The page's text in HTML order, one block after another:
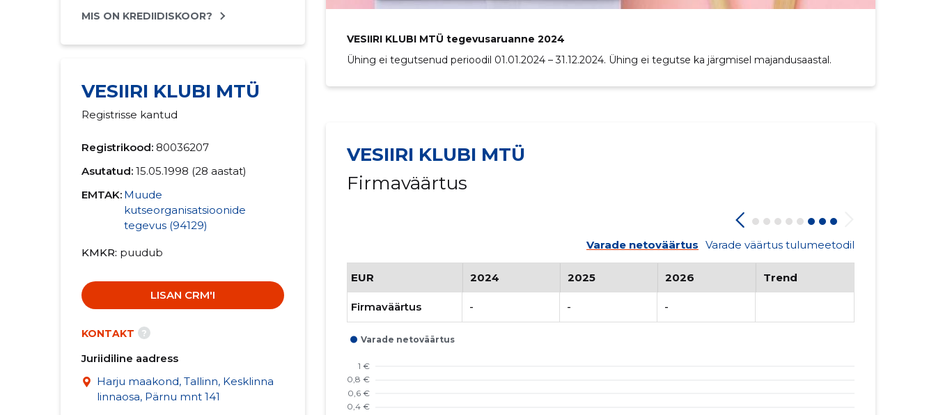
MIS ON KREDIIDISKOOR?
VESIIRI KLUBI MTÜ
Registrisse kantud
Registrikood: 80036207
Asutatud: 15.05.1998 (28 aastat)
EMTAK: Muude
kutseorganisatsioonide
tegevus (94129)
KMKR puudub
LISAN CRM'I
KONTAKT ?
Juriidiline aadress
Harju maakond, Tallinn, Kesklinna
linnaosa, Pärnu mnt 141
VESIIRI KLUBI MTÜ tegevusaruanne 2024
Ühing ei tegutsenud perioodil 01.01.2024 – 31.12.2024. Ühing ei tegutse ka järgmisel majandusaastal.
VESIIRI KLUBI MTÜ
Firmaväärtus
Varade netoväärtus Varade väärtus tulumeetodil
EUR 2024 2025 2026 Trend
Firmaväärtus - - -